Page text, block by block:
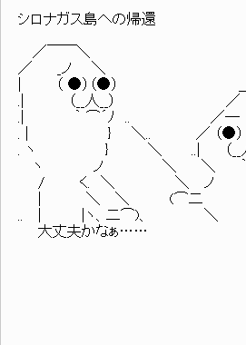
シロナガス島への帰還
／￣￣＼
／ _ノ ＼
| （ ●）（●） ＿
.| （__人__） ／ ＼
.| ｀ ⌒´ﾉ .. ／─ ─ ＼
. | } ＼.. ／ （●） （●）
. ヽ } ＼ ..| （__
ヽ ノ ＼ ＼ ｀
/ く. ＼ ＼
| ＼ ＼
.. | |ヽ、二⌒)、
大丈夫かなぁ……